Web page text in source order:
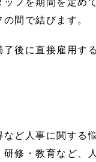
間で結びます。
後に直接雇用す
ど人事に関する
修・教育など、